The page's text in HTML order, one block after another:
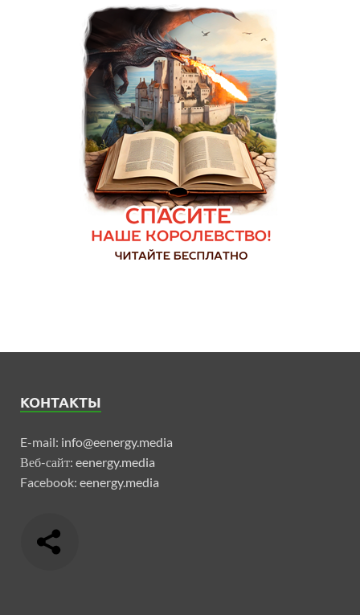
КОНТАКТЫ
E-mail: info@eenergy.media
Веб-сайт: eenergy.media
Facebook: eenergy.media